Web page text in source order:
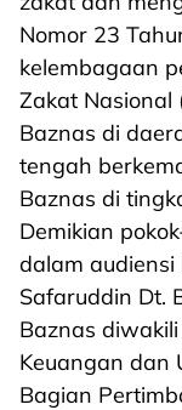
Nomor 23
kelembagaan
Zakat Nasional
Baznas di
tengah
Baznas di
Demikian
dalam audiensi
Safaruddin Dt.
Baznas
Keuangan dan
Bagian